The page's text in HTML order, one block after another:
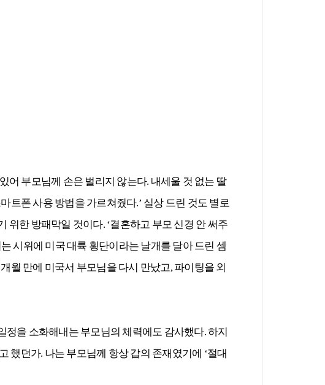
어 부모님께 손은 벌리지 않는다. 내세울 것 없는 딸
트폰 사용 방법을 가르쳐줬다.’ 실상 드린 것도 별로
위한 방패막일 것이다. ‘결혼하고 부모 신경 안 써주
시위에 미국 대륙 횡단이라는 날개를 달아 드린 셈
월 만에 미국서 부모님을 다시 만났고, 파이팅을 외
을 소화해내는 부모님의 체력에도 감사했다. 하지
했던가. 나는 부모님께 항상 갑의 존재였기에 ‘절대